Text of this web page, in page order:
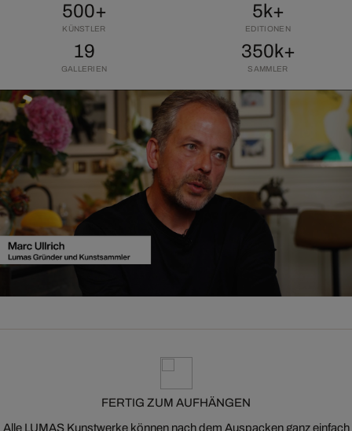
500+
KÜNSTLER
5k+
EDITIONEN
19
GALLERIEN
350k+
SAMMLER
FERTIG ZUM AUFHÄNGEN
Alle LUMAS Kunstwerke können nach dem Auspacken ganz einfach